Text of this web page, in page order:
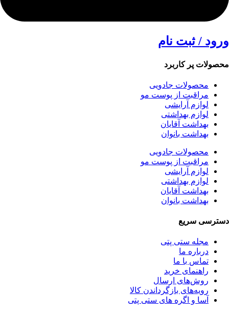
ورود / ثبت نام
محصولات پر کاربرد
محصولات جادویی
مراقبت از پوست مو
لوازم آرایشی
لوازم بهداشتی
بهداشت آقایان
بهداشت بانوان
محصولات جادویی
مراقبت از پوست مو
لوازم آرایشی
لوازم بهداشتی
بهداشت آقایان
بهداشت بانوان
دسترسی سریع
مجله ستی پتی
درباره ما
تماس با ما
راهنمای خرید
روش‌های ارسال
رویه‌های بازگرداندن کالا
آسا و اگره های ستی پتی